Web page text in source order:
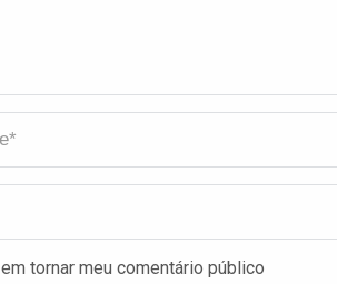
tornar meu comentário público